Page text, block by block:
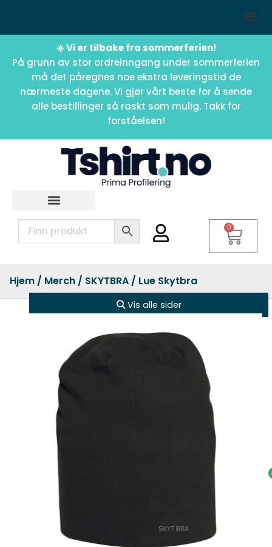
☀️ Vi er tilbake fra sommerferien!
På grunn av stor ordreinngang under sommerferien
må det påregnes noe ekstra leveringstid de
nærmeste dagene. Vi gjør vårt beste for å sende
alle bestillinger så raskt som mulig. Takk for
forståelsen!
0
Hjem / Merch / SKYTBRA / Lue Skytbra
Vis alle sider